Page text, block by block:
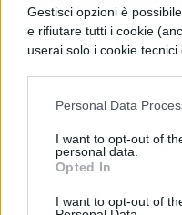
Gestisci opzioni è
e rifiutare tutti i cookie
userai solo i cookie tecnici
Personal Data
I want to opt-out of
personal data.
Opted In
I want to opt-out of
LETTERATURA ITALIANA
Salvatore
Ed è subito sera